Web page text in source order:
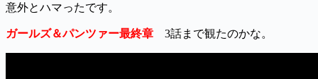
意外とハマったです。
ガールズ＆パンツァー最終章 3話まで観たのかな。